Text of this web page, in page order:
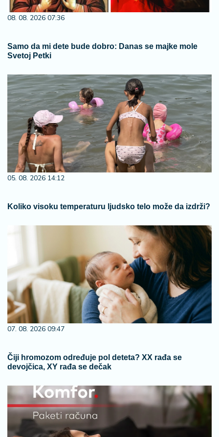
08. 08. 2026 07:36
Samo da mi dete bude dobro: Danas se majke mole
Svetoj Petki
05. 08. 2026 14:12
Koliko visoku temperaturu ljudsko telo može da izdrži?
07. 08. 2026 09:47
Čiji hromozom određuje pol deteta? XX rađa se
devojčica, XY rađa se dečak